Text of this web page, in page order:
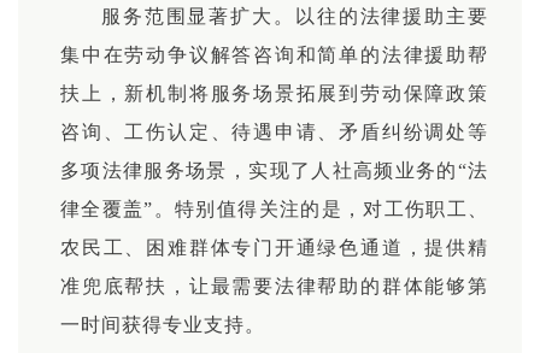
服务范围显著扩大。以往的法律援助主要
集中在劳动争议解答咨询和简单的法律援助帮
扶上，新机制将服务场景拓展到劳动保障政策
咨询、工伤认定、待遇申请、矛盾纠纷调处等
多项法律服务场景，实现了人社高频业务的“法
律全覆盖”。特别值得关注的是，对工伤职工、
农民工、困难群体专门开通绿色通道，提供精
准兜底帮扶，让最需要法律帮助的群体能够第
一时间获得专业支持。